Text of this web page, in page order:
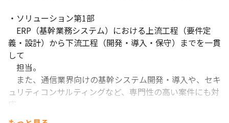
・ソリューション第1部
ERP（基幹業務システム）における上流工程（要件定
義・設計）から下流工程（開発・導入・保守）までを一貫
して
担当。
また、通信業界向けの基幹システム開発・導入や、セキ
ュリティコンサルティングなど、専門性の高い案件にも対
応
しています。